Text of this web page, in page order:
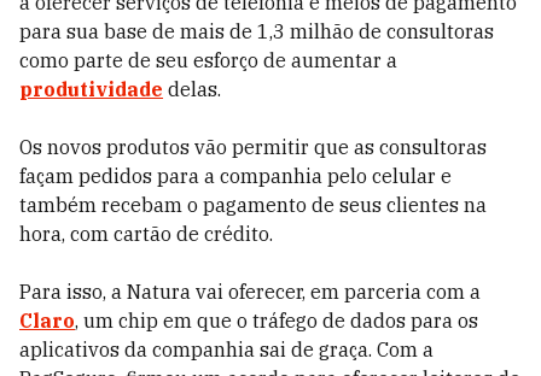
para sua base de mais de 1,3 milhão de consultoras
como parte de seu esforço de aumentar a
produtividade delas.
Os novos produtos vão permitir que as consultoras
façam pedidos para a companhia pelo celular e
também recebam o pagamento de seus clientes na
hora, com cartão de crédito.
Para isso, a Natura vai oferecer, em parceria com a
Claro, um chip em que o tráfego de dados para os
aplicativos da companhia sai de graça. Com a